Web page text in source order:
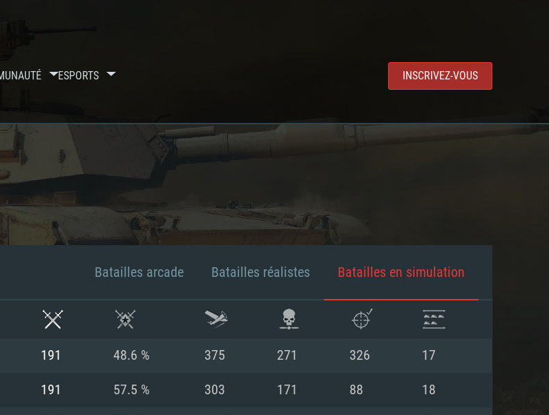
ESPORTS INSCRIVEZ-VOUS
Batailles arcade Batailles réalistes Batailles en simulation
191 48.6 % 375 271 326 17
191 57.5 % 303 171 88 18